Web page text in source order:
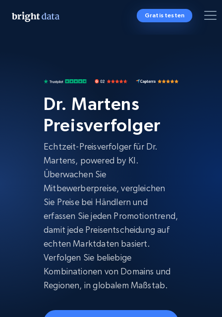
Gratis testen
Dr. Martens
Preisverfolger
Echtzeit-Preisverfolger für Dr.
Martens, powered by KI.
Überwachen Sie
Mitbewerberpreise, vergleichen
Sie Preise bei Händlern und
erfassen Sie jeden Promotiontrend,
damit jede Preisentscheidung auf
echten Marktdaten basiert.
Verfolgen Sie beliebige
Kombinationen von Domains und
Regionen, in globalem Maßstab.